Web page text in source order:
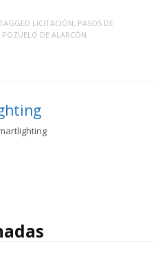
LICITACIÓN, PASOS DE
POZUELO DE ALARCÓN